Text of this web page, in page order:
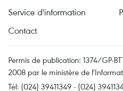
Service d'information
Contact
Permis de publication: 1374/GP-
2008 par le ministère de
Tél: (024) 39411349 - (024)